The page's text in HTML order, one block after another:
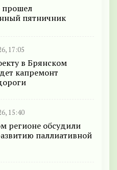
прошел
пятничник
17:05
в Брянском
капремонт
15:40
регионе обсудили
паллиативной